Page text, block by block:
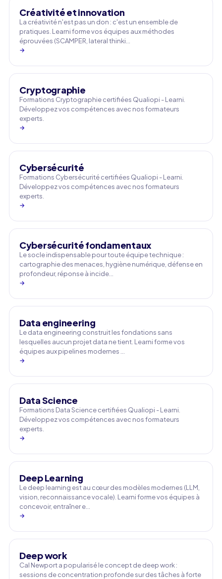
Créativité et innovation
La créativité n'est pas un don : c'est un ensemble de
pratiques. Learni forme vos équipes aux méthodes
éprouvées (SCAMPER, lateral thinki…
→
Cryptographie
Formations Cryptographie certifiées Qualiopi - Learni.
Développez vos compétences avec nos formateurs
experts.
→
Cybersécurité
Formations Cybersécurité certifiées Qualiopi - Learni.
Développez vos compétences avec nos formateurs
experts.
→
Cybersécurité fondamentaux
Le socle indispensable pour toute équipe technique :
cartographie des menaces, hygiène numérique, défense en
profondeur, réponse à incide…
→
Data engineering
Le data engineering construit les fondations sans
lesquelles aucun projet data ne tient. Learni forme vos
équipes aux pipelines modernes …
→
Data Science
Formations Data Science certifiées Qualiopi - Learni.
Développez vos compétences avec nos formateurs
experts.
→
Deep Learning
Le deep learning est au cœur des modèles modernes (LLM,
vision, reconnaissance vocale). Learni forme vos équipes à
concevoir, entraîner e…
→
Deep work
Cal Newport a popularisé le concept de deep work :
sessions de concentration profonde sur des tâches à forte